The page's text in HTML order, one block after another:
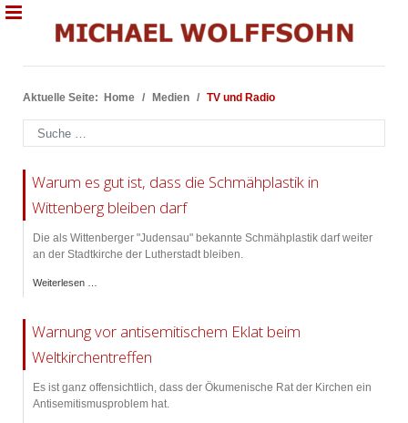
Aktuelle Seite: Home Medien TV und Radio
Suchen
Warum es gut ist, dass die Schmähplastik in
Wittenberg bleiben darf
Die als Wittenberger "Judensau" bekannte Schmähplastik darf weiter
an der Stadtkirche der Lutherstadt bleiben.
Weiterlesen …
Warnung vor antisemitischem Eklat beim
Weltkirchentreffen
Es ist ganz offensichtlich, dass der Ökumenische Rat der Kirchen ein
Antisemitismusproblem hat.